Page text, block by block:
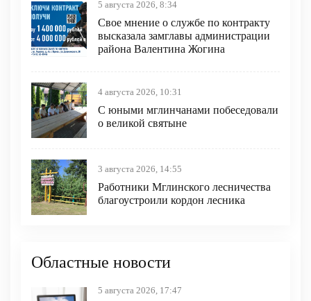
5 августа 2026, 8:34
Свое мнение о службе по контракту
высказала замглавы администрации
района Валентина Жогина
4 августа 2026, 10:31
С юными мглинчанами побеседовали
о великой святыне
3 августа 2026, 14:55
Работники Мглинского лесничества
благоустроили кордон лесника
Областные новости
5 августа 2026, 17:47